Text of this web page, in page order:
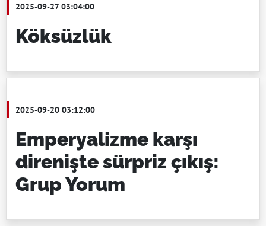
2025-09-27 03:04:00
Köksüzlük
2025-09-20 03:12:00
Emperyalizme karşı
direnişte sürpriz çıkış:
Grup Yorum